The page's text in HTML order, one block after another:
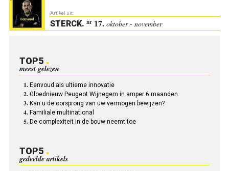
Artikel uit:
STERCK. nr17. oktober - november
TOP5
meest gelezen
Eenvoud als ultieme innovatie
Gloednieuw Peugeot Wijnegem in amper 6 maanden
Kan u de oorsprong van uw vermogen bewijzen?
Familiale multinational
De complexiteit in de bouw neemt toe
TOP5
gedeelde artikels